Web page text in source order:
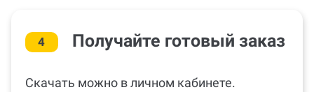
4 Получайте готовый заказ
Скачать можно в личном кабинете.